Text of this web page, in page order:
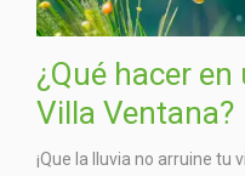
¿Qué hacer
Villa Ventana?
¡Que la lluvia no arruine tu